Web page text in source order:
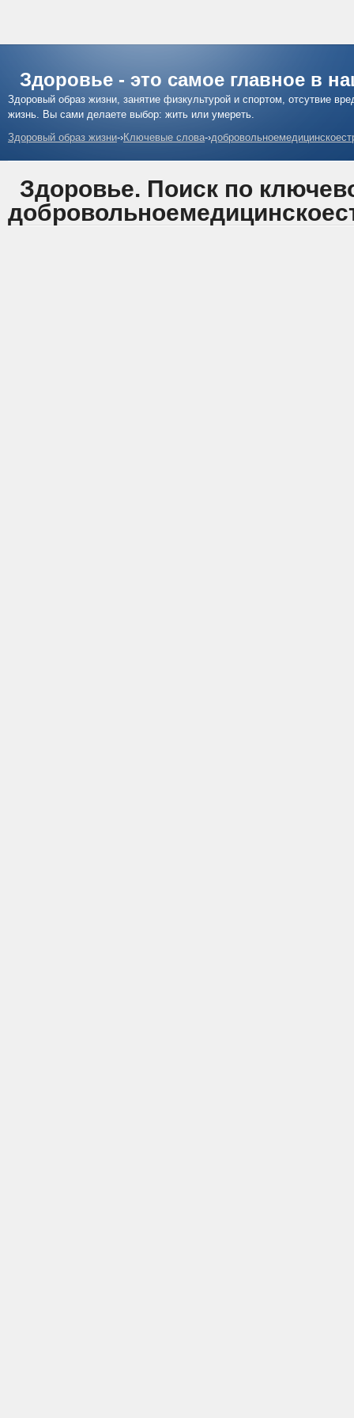
Здоровье - это самое главное в
Здоровый образ жизни, занятие физкультурой и спортом, отсутвие
жизнь. Вы сами делаете выбор: жить или умереть.
Здоровый образ жизни-›Ключевые слова-›
Здоровье. Поиск по